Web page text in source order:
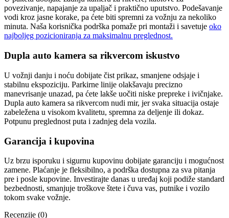
povezivanje, napajanje za upaljač i praktično uputstvo. Podešavanje
vodi kroz jasne korake, pa ćete biti spremni za vožnju za nekoliko
minuta. Naša korisnička podrška pomaže pri montaži i savetuje oko
najboljeg pozicioniranja za maksimalnu preglednost.
Dupla auto kamera sa rikvercom iskustvo
U vožnji danju i noću dobijate čist prikaz, smanjene odsjaje i
stabilnu ekspoziciju. Parkirne linije olakšavaju precizno
manevrisanje unazad, pa ćete lakše uočiti niske prepreke i ivičnjake.
Dupla auto kamera sa rikvercom nudi mir, jer svaka situacija ostaje
zabeležena u visokom kvalitetu, spremna za deljenje ili dokaz.
Potpunu preglednost puta i zadnjeg dela vozila.
Garancija i kupovina
Uz brzu isporuku i sigurnu kupovinu dobijate garanciju i mogućnost
zamene. Plaćanje je fleksibilno, a podrška dostupna za sva pitanja
pre i posle kupovine. Investirajte danas u uređaj koji podiže standard
bezbednosti, smanjuje troškove štete i čuva vas, putnike i vozilo
tokom svake vožnje.
Recenzije (0)